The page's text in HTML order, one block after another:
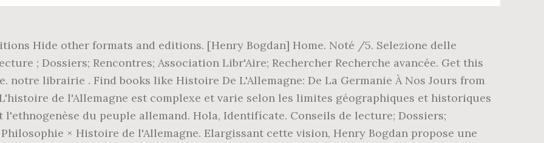
Hide other formats and editions. [Henry Bogdan] Home. Noté /5. Selezione delle
; Dossiers; Rencontres; Association Libr'Aire; Rechercher Recherche avancée. Get this
librairie . Find books like Histoire De L'Allemagne: De La Germanie À Nos Jours from
de l'Allemagne est complexe et varie selon les limites géographiques et historiques
du peuple allemand. Hola, Identifícate. Conseils de lecture; Dossiers;
× Histoire de l'Allemagne. Elargissant cette vision, Henry Bogdan propose une